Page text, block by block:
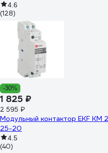
4.6
(128)
-30%
1 825 ₽
2 595 ₽
Модульный контактор EKF КМ
25-20
4.5
(40)